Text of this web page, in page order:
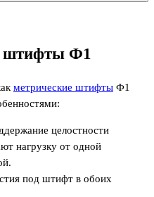
штифты Ф1
метрические штифты Ф1
целостности
нагрузку от одной
под штифт в обоих